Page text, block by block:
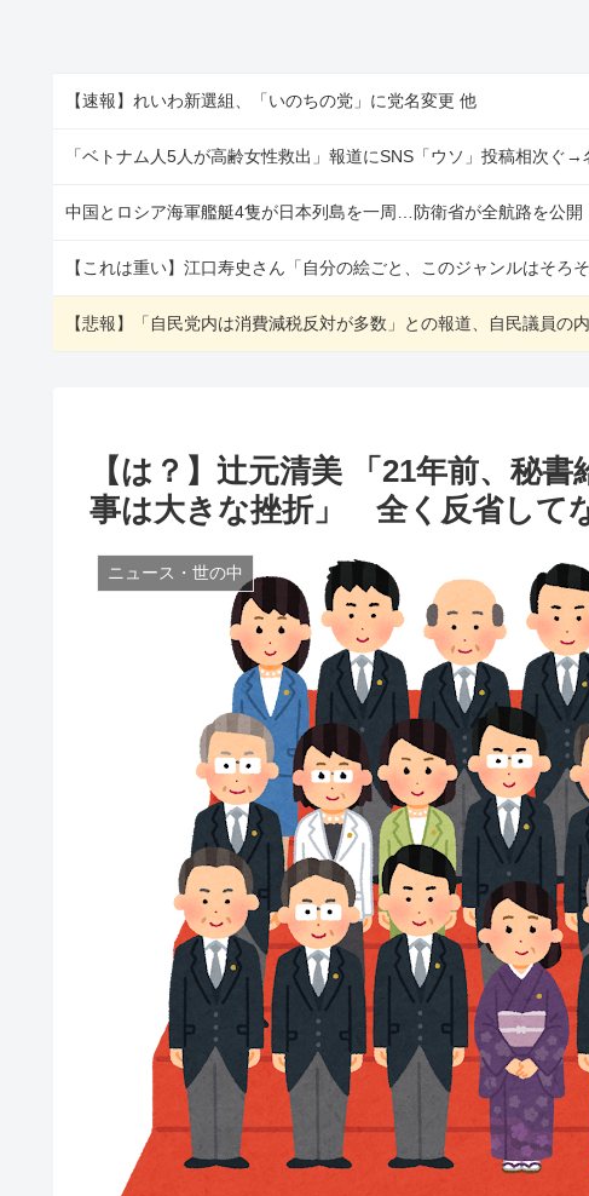
【速報】れいわ新選組、「いのちの党」に党名変更 他
中国とロシア海軍艦艇4隻が日本列島を一周…防衛省が全航路を公開
【これは重い】江口寿史さん「自分の絵ごと、このジャンルはそろ
【は？】辻元清美 「21年前、秘
事は大きな挫折」 全く反省して
ニュース・世の中